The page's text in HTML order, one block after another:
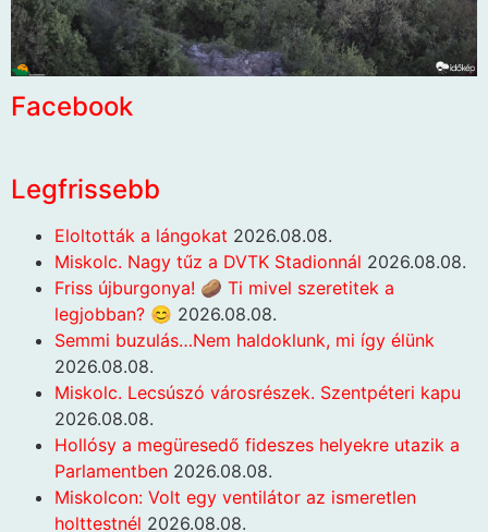
Facebook
Legfrissebb
Eloltották a lángokat 2026.08.08.
Miskolc. Nagy tűz a DVTK Stadionnál 2026.08.08.
Friss újburgonya! 🥔 Ti mivel szeretitek a
legjobban? 😊 2026.08.08.
Semmi buzulás…Nem haldoklunk, mi így élünk
2026.08.08.
Miskolc. Lecsúszó városrészek. Szentpéteri kapu
2026.08.08.
Hollósy a megüresedő fideszes helyekre utazik a
Parlamentben 2026.08.08.
Miskolcon: Volt egy ventilátor az ismeretlen
holttestnél 2026.08.08.